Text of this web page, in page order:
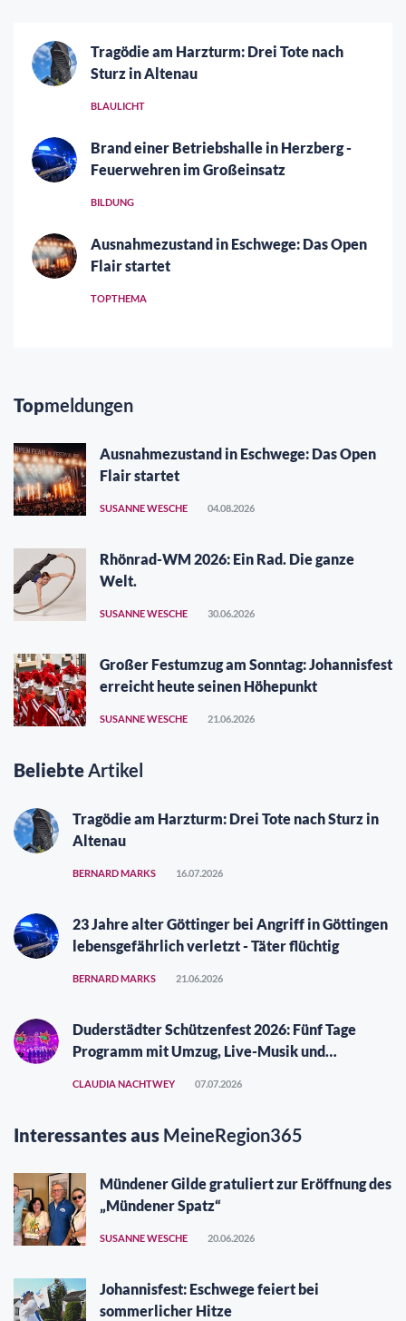
Tragödie am Harzturm: Drei Tote nach
Sturz in Altenau
BLAULICHT
Brand einer Betriebshalle in Herzberg -
Feuerwehren im Großeinsatz
BILDUNG
Ausnahmezustand in Eschwege: Das Open
Flair startet
TOPTHEMA
Topmeldungen
Ausnahmezustand in Eschwege: Das Open
Flair startet
SUSANNE WESCHE 04.08.2026
Rhönrad-WM 2026: Ein Rad. Die ganze
Welt.
SUSANNE WESCHE 30.06.2026
Großer Festumzug am Sonntag: Johannisfest
erreicht heute seinen Höhepunkt
SUSANNE WESCHE 21.06.2026
BeliebteArtikel
Tragödie am Harzturm: Drei Tote nach Sturz in
Altenau
BERNARD MARKS 16.07.2026
23 Jahre alter Göttinger bei Angriff in Göttingen
lebensgefährlich verletzt - Täter flüchtig
BERNARD MARKS 21.06.2026
Duderstädter Schützenfest 2026: Fünf Tage
Programm mit Umzug, Live-Musik und
CLAUDIA NACHTWEY 07.07.2026
Interessantes aus MeineRegion365
Mündener Gilde gratuliert zur Eröffnung des
„Mündener Spatz“
SUSANNE WESCHE 20.06.2026
Johannisfest: Eschwege feiert bei
sommerlicher Hitze